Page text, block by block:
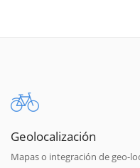
Geolocalización
Mapas o integración de geo-